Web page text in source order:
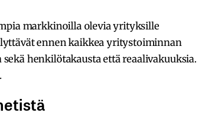
markkinoilla olevia yrityksille
ennen kaikkea yritystoiminnan
henkilötakausta että reaalivakuuksia.